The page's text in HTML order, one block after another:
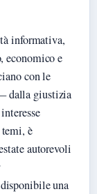
informativa,
e
con le
dalla giustizia
è
autorevoli
una